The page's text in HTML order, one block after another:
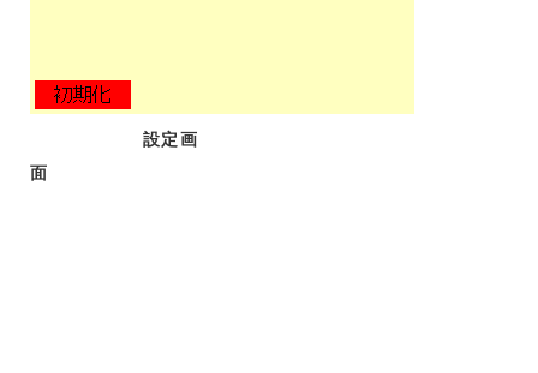
設定画
面